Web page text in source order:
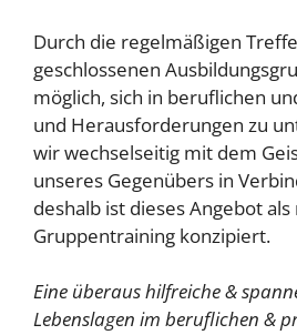
Durch die regelmäßigen
geschlossenen
möglich, sich in beruflichen
und Herausforderungen zu
wir wechselseitig mit dem
unseres Gegenübers in
deshalb ist dieses Angebot
Gruppentraining konzipiert.
Eine überaus hilfreiche &
Lebenslagen im beruflichen &